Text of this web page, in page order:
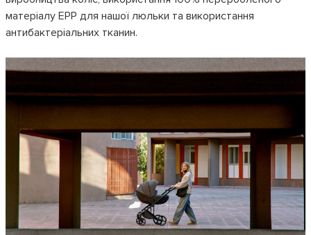
матеріалу EPP для нашої люльки та використання
антибактеріальних тканин.